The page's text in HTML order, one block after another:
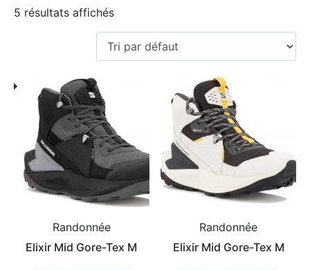
5 résultats affichés
Randonnée
Elixir Mid Gore-Tex M
Randonnée
Elixir Mid Gore-Tex M